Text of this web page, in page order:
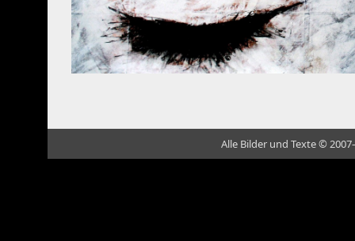
Alle Bilder und Texte ©